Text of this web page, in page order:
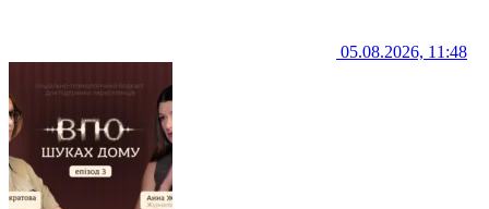
05.08.2026, 11:48